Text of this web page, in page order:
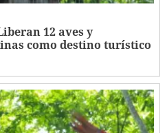
12 aves y
como destino turístico